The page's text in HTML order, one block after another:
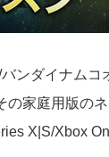
ンダイナム
の家庭用版の
X|S/Xbox